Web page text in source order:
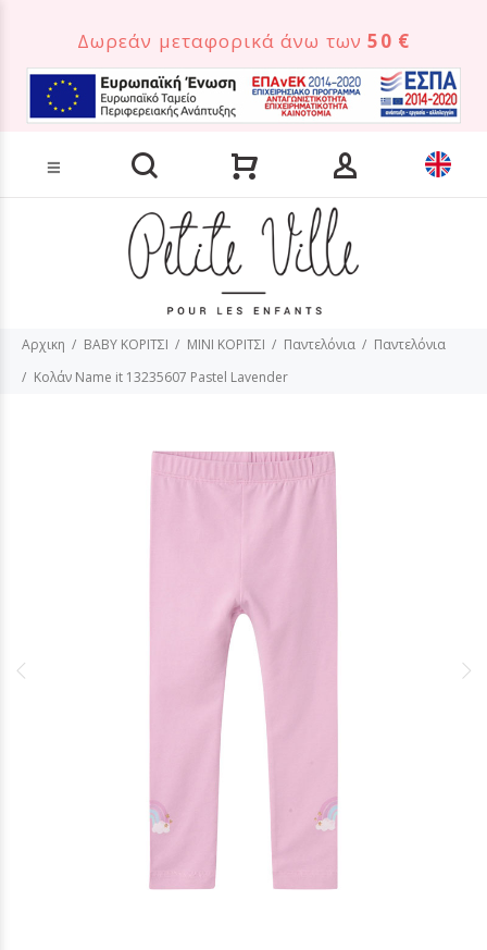
Δωρεάν μεταφορικά άνω των50 €
Αρχικη BABY ΚΟΡΙΤΣΙ MINI ΚΟΡΙΤΣΙ Παντελόνια
Παντελόνια
Κολάν Name it 13235607 Pastel Lavender